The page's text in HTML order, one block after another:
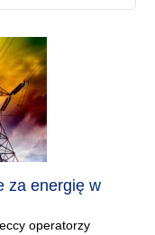
za energię w
operatorzy